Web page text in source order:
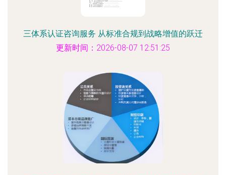
三体系认证咨询服务 从标准合规到战略增值的跃迁
更新时间：2026-08-07 12:51:25